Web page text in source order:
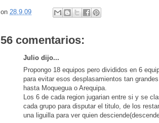
on 28.9.09
56 comentarios:
Julio dijo...
Propongo 18 equipos pero divididos en 6
para evitar esos desplasamientos tan
hasta Moquegua o Arequipa.
Los 6 de cada region jugarian entre si y se
cada grupo para disputar el titulo, de los
una liguilla para ver quien